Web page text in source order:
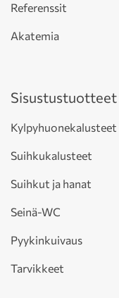
Referenssit
Akatemia
Sisustustuotteet
Kylpyhuonekalusteet
Suihkukalusteet
Suihkut ja hanat
Seinä-WC
Pyykinkuivaus
Tarvikkeet